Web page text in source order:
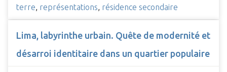
terre, représentations, résidence secondaire
Lima, labyrinthe urbain. Quête de modernité et
désarroi identitaire dans un quartier populaire